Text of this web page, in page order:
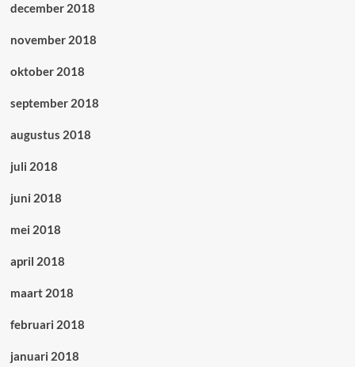
december 2018
november 2018
oktober 2018
september 2018
augustus 2018
juli 2018
juni 2018
mei 2018
april 2018
maart 2018
februari 2018
januari 2018